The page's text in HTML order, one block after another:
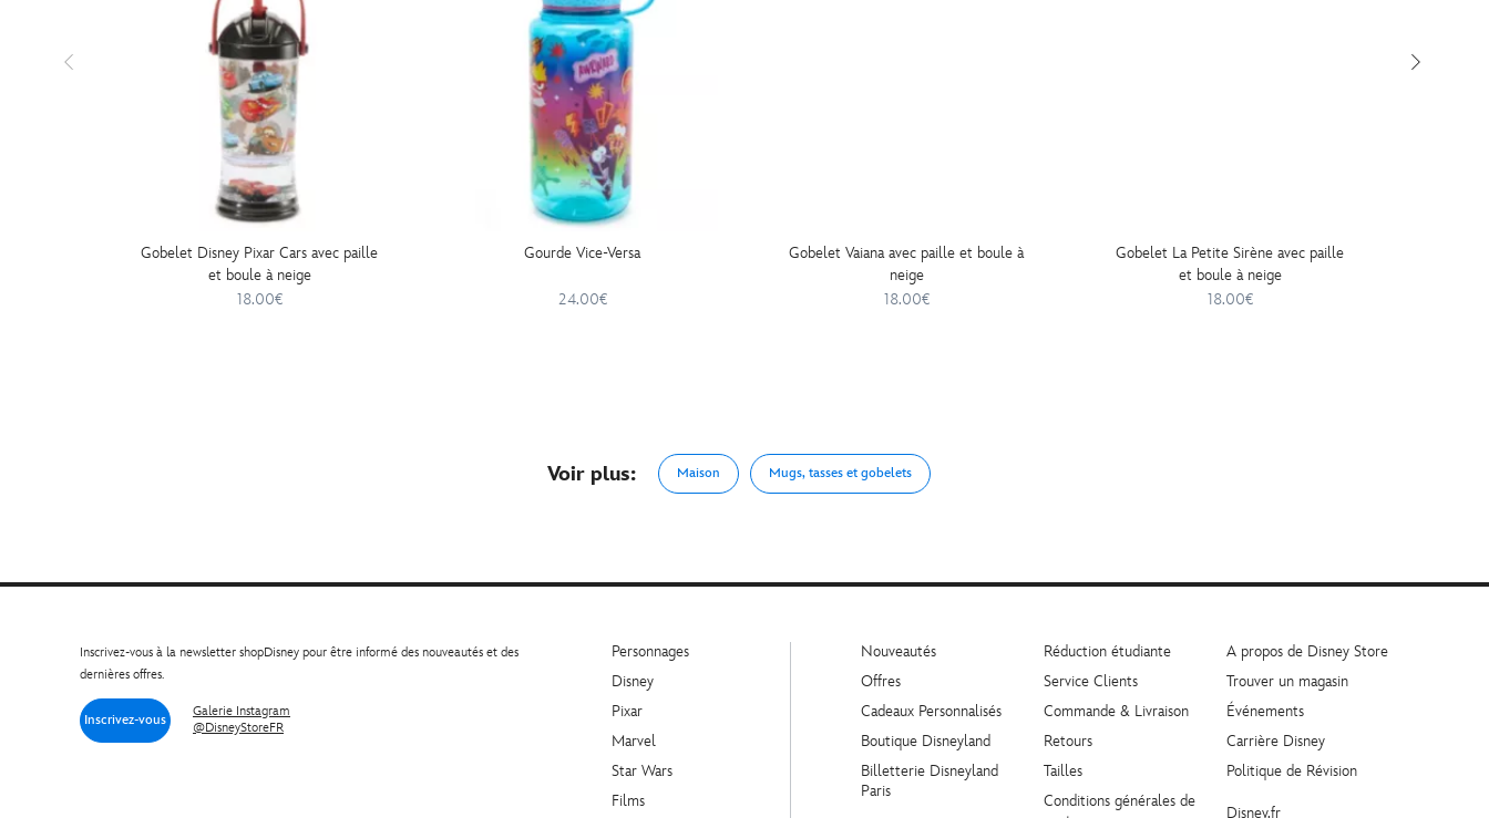
Gobelet Disney Pixar Cars avec paille
et boule à neige
18.00€
Gourde Vice-Versa
24.00€
Gobelet Vaiana avec paille et boule à
neige
18.00€
Gobelet La Petite Sirène avec paille
et boule à neige
18.00€
Voir plus: Maison Mugs, tasses et gobelets
Inscrivez-vous à la newsletter shopDisney pour être informé des nouveautés et des
dernières offres.
Inscrivez-vous
Galerie Instagram
@DisneyStoreFR
Personnages
Disney
Pixar
Marvel
Star Wars
Films
Nouveautés
Offres
Cadeaux Personnalisés
Boutique Disneyland
Billetterie Disneyland
Paris
Réduction étudiante
Service Clients
Commande & Livraison
Retours
Tailles
Conditions générales de
A propos de Disney Store
Trouver un magasin
Événements
Carrière Disney
Politique de Révision
Disney.fr